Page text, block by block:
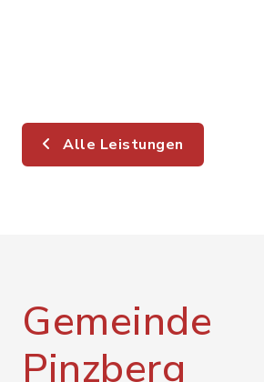
Alle Leistungen
Gemeinde
Pinzberg